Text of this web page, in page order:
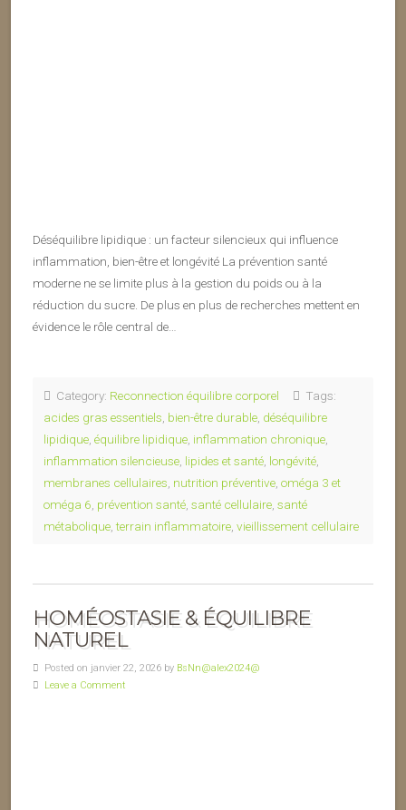
Déséquilibre lipidique : un facteur silencieux qui influence
inflammation, bien-être et longévité La prévention santé
moderne ne se limite plus à la gestion du poids ou à la
réduction du sucre. De plus en plus de recherches mettent en
évidence le rôle central de…
Category: Reconnection équilibre corporel
Tags:
acides gras essentiels bien-être durable déséquilibre
lipidique équilibre lipidique inflammation chronique
inflammation silencieuse lipides et santé longévité
membranes cellulaires nutrition préventive oméga 3 et
oméga 6 prévention santé santé cellulaire santé
métabolique ,terrain inflammatoire vieillissement cellulaire
HOMÉOSTASIE & ÉQUILIBRE
NATUREL
Posted on janvier 22, 2026 by BsNn@alex2024@
Leave a Comment